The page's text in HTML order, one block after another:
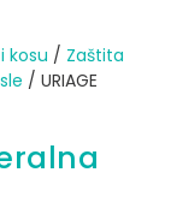
kosu / Zaštita
/ URIAGE